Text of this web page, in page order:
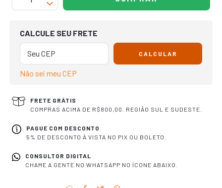
OPÇÕES DE FRETE
CALCULE SEU FRETE
CALCULAR
Não sei meu CEP
FRETE GRÁTIS
COMPRAS ACIMA DE R$800,00. REGIÃO SUL E SUDESTE.
PAGUE COM DESCONTO
5% DE DESCONTO À VISTA NO PIX OU BOLETO.
CONSULTOR DIGITAL
CHAME A GENTE NO WHATSAPP NO ÍCONE ABAIXO.